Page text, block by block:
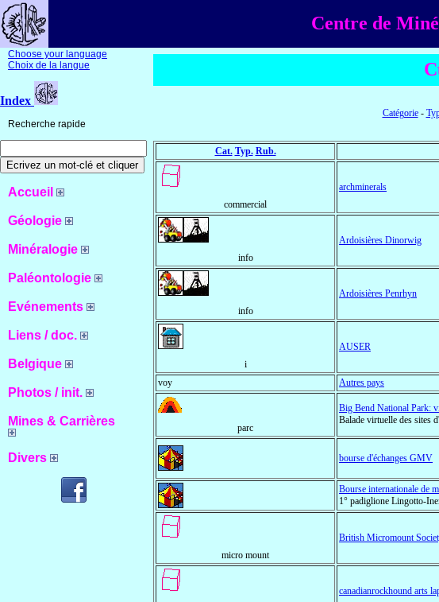
Centre de
Choose your language
Choix de la langue
Index
Recherche rapide
Accueil
Géologie
Minéralogie
Paléontologie
Evénements
Liens / doc.
Belgique
Photos / init.
Mines & Carrières
Divers
Catégorie-
Cat. Typ. Rub.
commercial
archminerals
info
Ardoisières Dinorwig
info
Ardoisières Penrhyn
i
AUSER
voy Autres pays
parc
Big Bend National Park:
Balade virtuelle des sites
bourse d'échanges GMV
Bourse internationale de
1° padiglione Lingotto-
micro mount
British Micromount
canadianrockhound arts